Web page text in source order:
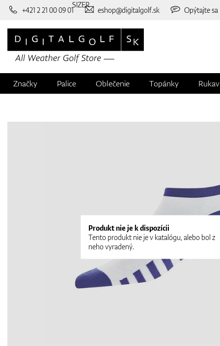
+421 2 21 00 09 01 eshop@digitalgolf.sk Opýtajte sa
Značky Palice Oblečenie Topánky
Produkt nie je k dispozícii
Tento produkt nie je v katalógu, alebo bol z
neho vyradený.
SIZER